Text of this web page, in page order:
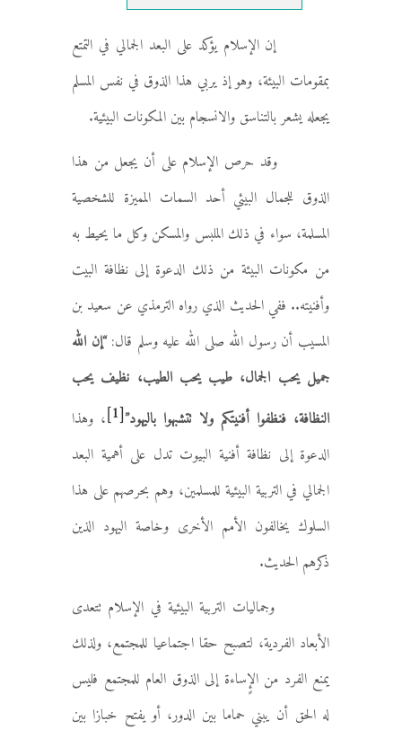
إن الإسلام يؤكد على البعد الجمالي في التمتع
بمقومات البيئة، وهو إذ يربي هذا الذوق في نفس المسلم
يجعله يشعر بالتناسق والانسجام بين المكونات البيئية.
وقد حرص الإسلام على أن يجعل من هذا
الذوق للجمال البيئي أحد السمات المميزة للشخصية
المسلمة، سواء في ذلك الملبس والمسكن وكل ما يحيط به
من مكونات البيئة من ذلك الدعوة إلى نظافة البيت
وأفنيته.. ففي الحديث الذي رواه الترمذي عن سعيد بن
المسيب أن رسول الله صلى الله عليه وسلم قال:“إن الله
جميل يحب الجمال، طيب يحب الطيب، نظيف يحب
النظافة، فنظفوا أفنيتكم ولا تتشبهوا باليهود”[1] ، وهذا
الدعوة إلى نظافة أفنية البيوت تدل على أهمية البعد
الجمالي في التربية البيئية للمسلمين، وهم بحرصهم على هذا
السلوك يخالفون الأمم الأخرى وخاصة اليهود الذين
ذكرهم الحديث.
وجماليات التربية البيئية في الإسلام تتعدى
الأبعاد الفردية، لتصبح حقا اجتماعيا للمجتمع، ولذلك
يمنع الفرد من الإٍساءة إلى الذوق العام للمجتمع فليس
له الحق أن يبني حماما بين الدور، أو يفتح خبازا بين